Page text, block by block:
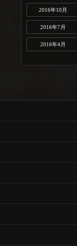
2016年10月
2016年7月
2016年4月